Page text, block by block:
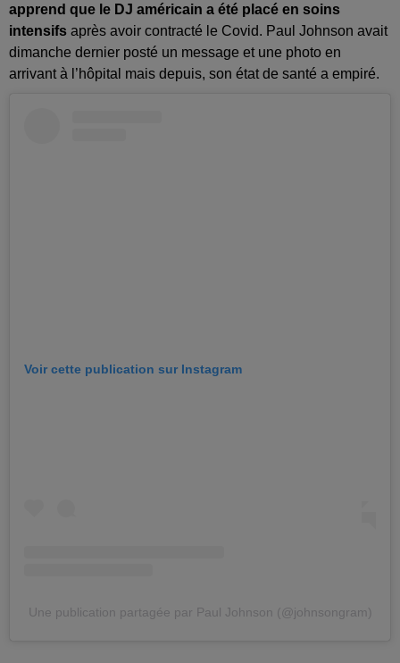
apprend que le DJ américain a été placé en soins
intensifs après avoir contracté le Covid. Paul Johnson avait
dimanche dernier posté un message et une photo en
arrivant à l’hôpital mais depuis, son état de santé a empiré.
Voir cette publication sur Instagram
Une publication partagée par Paul Johnson (@johnsongram)